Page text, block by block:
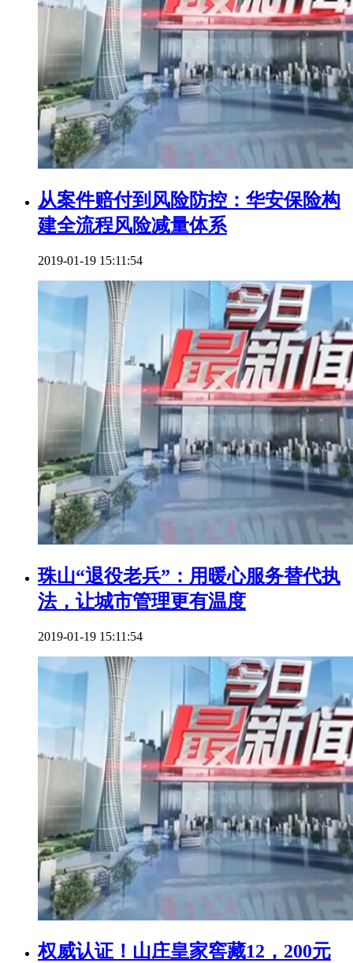
从案件赔付到风险防控：华安保险构
建全流程风险减量体系
2019-01-19 15:11:54
珠山“退役老兵”：用暖心服务替代执
法，让城市管理更有温度
2019-01-19 15:11:54
权威认证！山庄皇家窖藏12，200元